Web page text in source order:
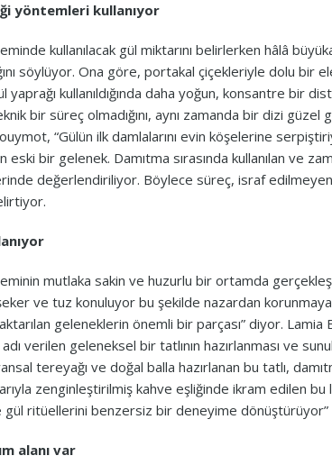
yöntemleri kullanıyor
kullanılacak gül miktarını belirlerken hâlâ
söylüyor. Ona göre, portakal çiçekleriyle dolu bir
yaprağı kullanıldığında daha yoğun, konsantre bir
bir süreç olmadığını, aynı zamanda bir dizi
“Gülün ilk damlalarını evin köşelerine
bir gelenek. Damıtma sırasında kullanılan ve
değerlendiriliyor. Böylece süreç, israf
mutlaka sakin ve huzurlu bir ortamda
ve tuz konuluyor bu şekilde nazardan korunmaya
geleneklerin önemli bir parçası” diyor. Lamia
verilen geleneksel bir tatlının hazırlanması ve
tereyağı ve doğal balla hazırlanan bu tatlı,
zenginleştirilmiş kahve eşliğinde ikram edilen
ritüellerini benzersiz bir deneyime
alanı var